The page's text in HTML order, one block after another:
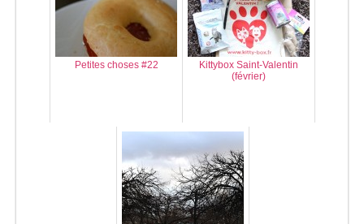
Petites choses #22
Kittybox Saint-Valentin
(février)